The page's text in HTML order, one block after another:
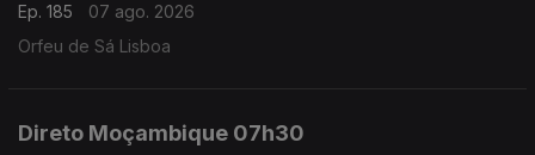
Ep. 185
07 ago. 2026
Orfeu de Sá Lisboa
Direto Moçambique 07h30